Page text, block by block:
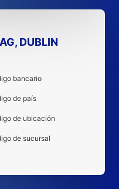
DUBLIN
bancario
de país
de ubicación
de sucursal